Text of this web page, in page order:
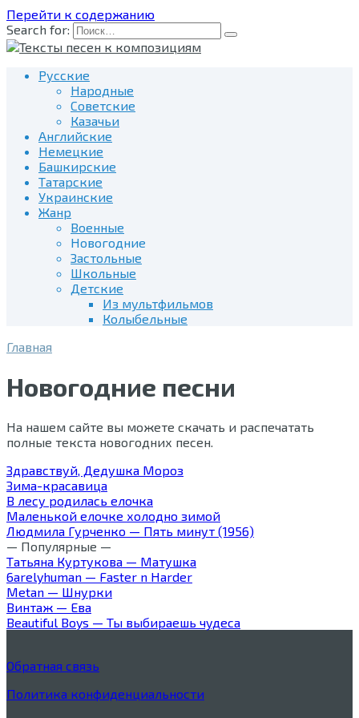
Перейти к содержанию
Search for:
Русские
Народные
Советские
Казачьи
Английские
Немецкие
Башкирские
Татарские
Украинские
Жанр
Военные
Новогодние
Застольные
Школьные
Детские
Из мультфильмов
Колыбельные
Главная
Новогодние песни
На нашем сайте вы можете скачать и распечатать
полные текста новогодних песен.
Здравствуй, Дедушка Мороз
Зима-красавица
В лесу родилась елочка
Маленькой елочке холодно зимой
Людмила Гурченко — Пять минут (1956)
— Популярные —
Татьяна Куртукова — Матушка
6arelyhuman — Faster n Harder
Metan — Шнурки
Винтаж — Ева
Beautiful Boys — Ты выбираешь чудеса
Обратная связь
Политика конфиденциальности